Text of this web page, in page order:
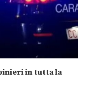
in tutta la